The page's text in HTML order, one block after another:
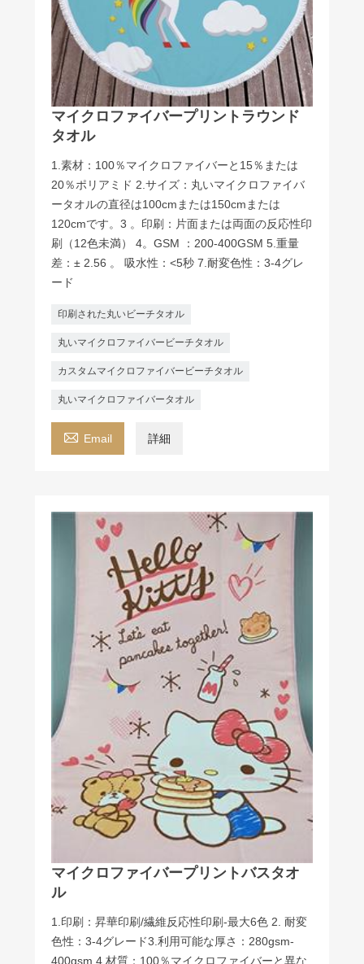
マイクロファイバープリントラウンド
タオル
1.素材：100％マイクロファイバーと15％または
20％ポリアミド 2.サイズ：丸いマイクロファイバ
ータオルの直径は100cmまたは150cmまたは
120cmです。3 。印刷：片面または両面の反応性印
刷（12色未満） 4。GSM ：200-400GSM 5.重量
差：± 2.56 。 吸水性：<5秒 7.耐変色性：3-4グレ
ード
印刷された丸いビーチタオル
丸いマイクロファイバービーチタオル
カスタムマイクロファイバービーチタオル
丸いマイクロファイバータオル
 Email 詳細
マイクロファイバープリントバスタオ
ル
1.印刷：昇華印刷/繊維反応性印刷-最大6色 2. 耐変
色性：3-4グレード3.利用可能な厚さ：280gsm-
400gsm 4.材質：100％マイクロファイバーと異な